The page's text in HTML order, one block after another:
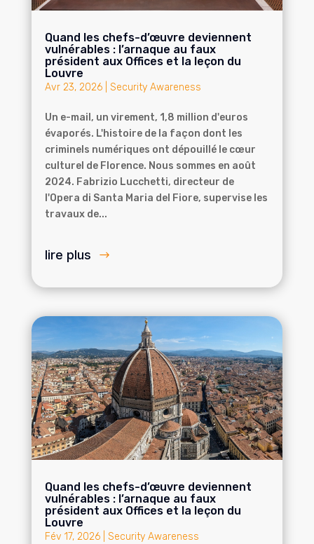
Quand les chefs-d’œuvre deviennent
vulnérables : l’arnaque au faux
président aux Offices et la leçon du
Louvre
Avr 23, 2026| Security Awareness
Un e-mail, un virement, 1,8 million d'euros
évaporés. L'histoire de la façon dont les
criminels numériques ont dépouillé le cœur
culturel de Florence. Nous sommes en août
2024. Fabrizio Lucchetti, directeur de
l'Opera di Santa Maria del Fiore, supervise les
travaux de...
lire plus
Quand les chefs-d’œuvre deviennent
vulnérables : l’arnaque au faux
président aux Offices et la leçon du
Louvre
Fév 17, 2026| Security Awareness